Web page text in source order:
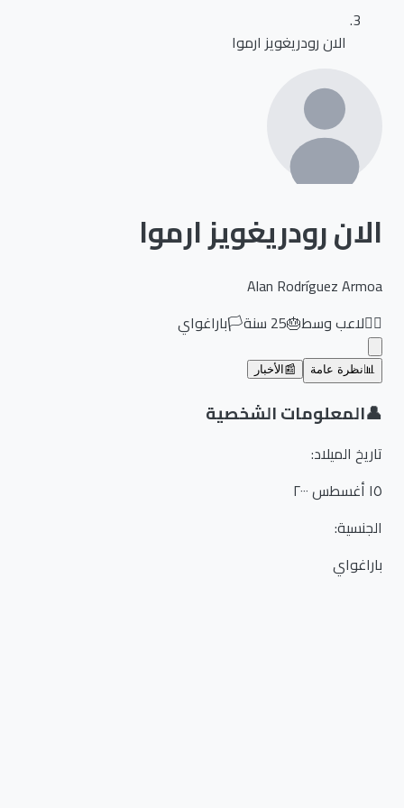
الان رودريغويز ارموا
الان رودريغويز ارموا
Alan Rodríguez Armoa
لاعب وسط🎂
25سنة🏳️باراغواي
نظرة عامة 📰 الأخبار
المعلومات الشخصية
تاريخ الميلاد:
الجنسية:
باراغواي